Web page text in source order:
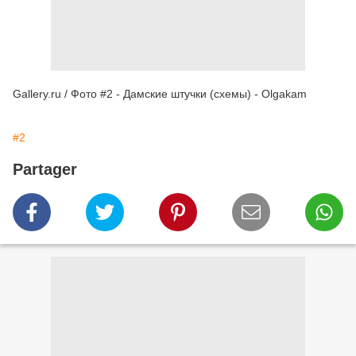
Gallery.ru / Фото #2 - Дамские штучки (схемы) - Olgakam
#2
Partager